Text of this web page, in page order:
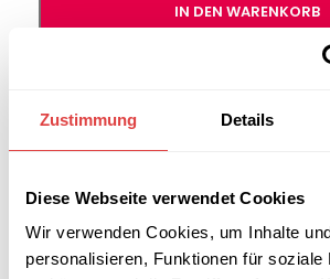
Zustimmung Details
Diese Webseite verwendet Cookies
Wir verwenden Cookies, um Inhalte
personalisieren, Funktionen für soziale
IN DEN WARENKORB
Stückzahlen?
Kategorien: Bankettstühle Sale %
Marke:Gastro Uzal